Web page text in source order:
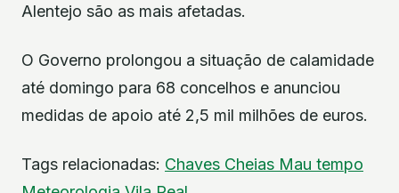
Alentejo são as mais afetadas.
O Governo prolongou a situação de calamidade
até domingo para 68 concelhos e anunciou
medidas de apoio até 2,5 mil milhões de euros.
Tags relacionadas: Chaves Cheias Mau tempo